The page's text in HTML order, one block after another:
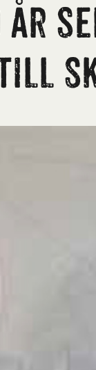
till